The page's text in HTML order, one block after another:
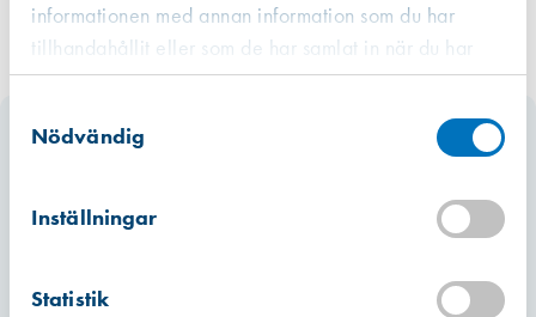
informationen med annan information som du har
tillhandahållit eller som de har samlat in när du har
använt deras tjänster.
Nödvändig
Inställningar
Statistik
Slut i lager
Förväntad leverans: 2026-07-17
Hitta hit
Hitta hit